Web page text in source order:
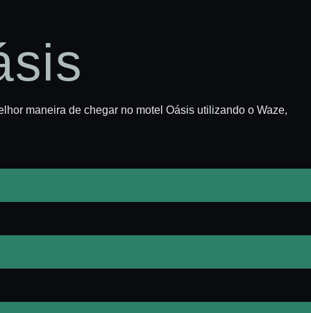
maneira de chegar no motel Oásis utilizando o Waze,